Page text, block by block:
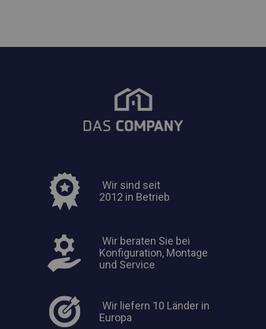
Wir sind seit
2012 in Betrieb
Wir beraten Sie bei
Konfiguration, Montage
und Service
Wir liefern 10 Länder in
Europa